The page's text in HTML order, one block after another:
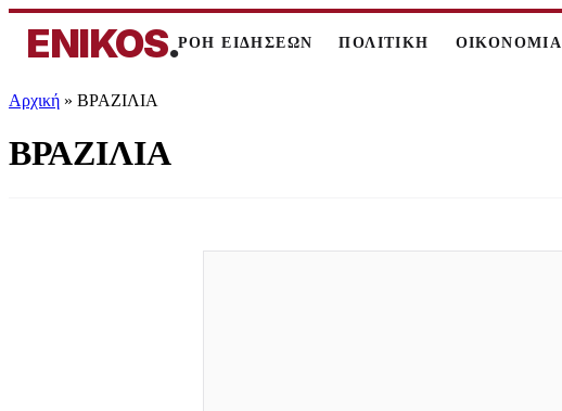
ENIKOS.ΡΟΗ ΕΙΔΗΣΕΩΝ ΠΟΛΙΤΙΚΗ ΟΙΚΟΝΟΜΙΑ
Αρχική » ΒΡΑΖΙΛΙΑ
ΒΡΑΖΙΛΙΑ